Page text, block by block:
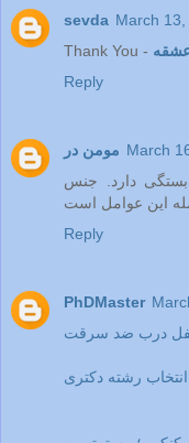
sevda March
Thank You - عشقه
Reply
مومن در March
دارد. جنس
این عوامل است
Reply
PhDMaster
درب ضد سرقت
رشته دکتری